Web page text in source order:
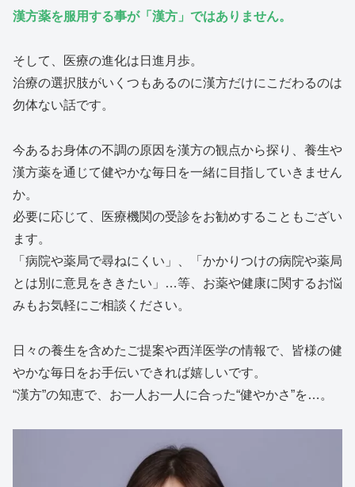
漢方薬を服用する事が「漢方」ではありません。
そして、医療の進化は日進月歩。
治療の選択肢がいくつもあるのに漢方だけにこだわるのは
勿体ない話です。
今あるお身体の不調の原因を漢方の観点から探り、養生や
漢方薬を通じて健やかな毎日を一緒に目指していきません
か。
必要に応じて、医療機関の受診をお勧めすることもござい
ます。
「病院や薬局で尋ねにくい」、「かかりつけの病院や薬局
とは別に意見をききたい」…等、お薬や健康に関するお悩
みもお気軽にご相談ください。
日々の養生を含めたご提案や西洋医学の情報で、皆様の健
やかな毎日をお手伝いできれば嬉しいです。
“漢方”の知恵で、お一人お一人に合った“健やかさ”を…。